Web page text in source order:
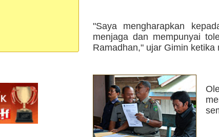
"Saya mengharapkan
menjaga dan mempunyai
Ramadhan," ujar Gimin